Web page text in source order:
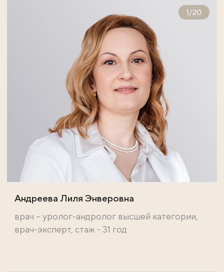
1/20
Андреева Лиля Энверовна
врач – уролог-андролог высшей категории,
врач-эксперт, стаж - 31 год